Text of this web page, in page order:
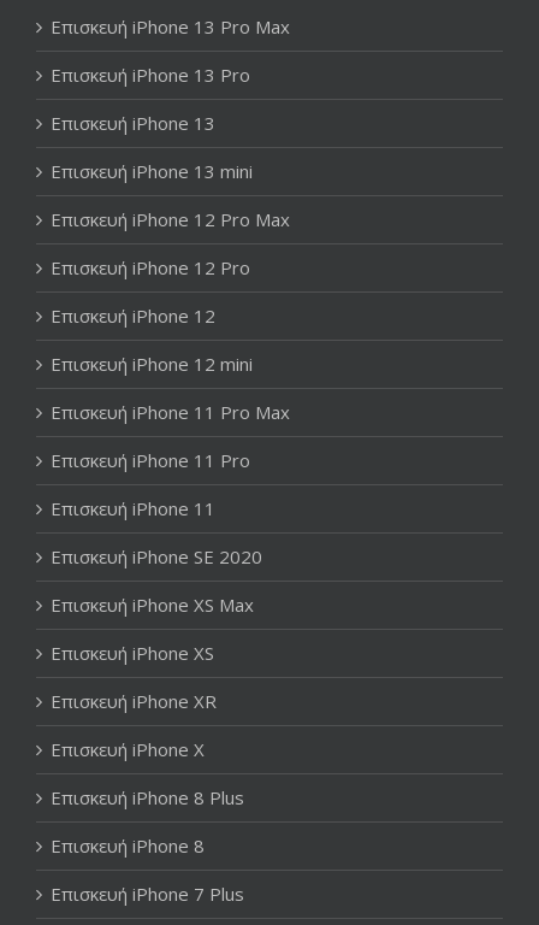
Επισκευή iPhone 13 Pro Max
Επισκευή iPhone 13 Pro
Επισκευή iPhone 13
Επισκευή iPhone 13 mini
Επισκευή iPhone 12 Pro Max
Επισκευή iPhone 12 Pro
Επισκευή iPhone 12
Επισκευή iPhone 12 mini
Επισκευή iPhone 11 Pro Max
Επισκευή iPhone 11 Pro
Επισκευή iPhone 11
Επισκευή iPhone SE 2020
Επισκευή iPhone XS Max
Επισκευή iPhone XS
Επισκευή iPhone XR
Επισκευή iPhone X
Επισκευή iPhone 8 Plus
Επισκευή iPhone 8
Επισκευή iPhone 7 Plus